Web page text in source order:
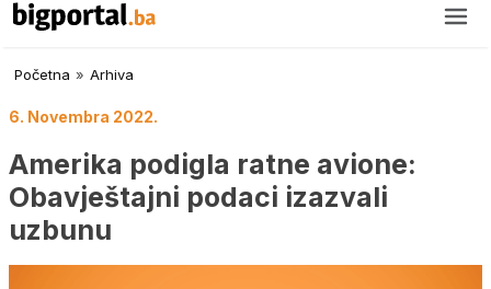
Početna » Arhiva
6. Novembra 2022.
Amerika podigla ratne avione:
Obavještajni podaci izazvali
uzbunu